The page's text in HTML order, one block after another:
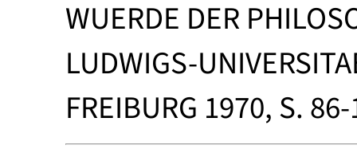
WUERDE DER
LUDWIGS-
FREIBURG 1970, S.